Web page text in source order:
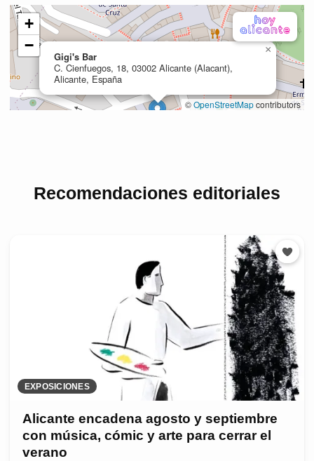
Recomendaciones editoriales
EXPOSICIONES
Alicante encadena agosto y septiembre
con música, cómic y arte para cerrar el
verano